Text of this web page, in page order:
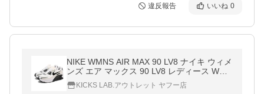
違反報告 いいね 0
NIKE WMNS AIR MAX 90 LV8 ナイキ ウィメ
ンズ エア マックス 90 LV8 レディース WHIT
E/PHANTOM/METALLIC SILVER/BLACK ホ
ワイト IB0170-100
KICKS LAB.アウトレット ヤフー店